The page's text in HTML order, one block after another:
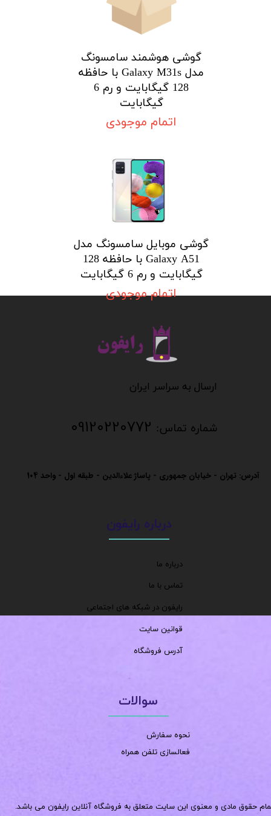
گوشی هوشمند سامسونگ
مدل Galaxy M31s با حافظه
128 گیگابایت و رم 6
گیگابایت
اتمام موجودی
گوشی موبایل سامسونگ مدل
Galaxy A51 با حافظه 128
گیگابایت و رم 6 گیگابایت
اتمام موجودی
​​​​​​ارسال به سراسر ایران
شماره تماس: 09120220772
آدرس: تهران - خیابان جمهوری - پاساژ علاءالدین - طبقه اول - واحد 104
سوالات
نحوه سفارش
فعالسازی تلفن همراه
حقوق مادی و معنوی این سایت متعلق به فروشگاه آنلاین رایفون می باشد.
درباره رایفون
درباره ما
تماس با ما
رایفون در شبکه های اجتماعی
قوانین سایت
آدرس فروشگاه